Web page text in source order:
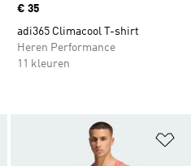
Price
€ 35
adi365 Climacool T-shirt
Heren Performance
11 kleuren
Op verlanglijst zetten